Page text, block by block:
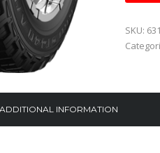
SKU:
ADDITIONAL INFORMATION